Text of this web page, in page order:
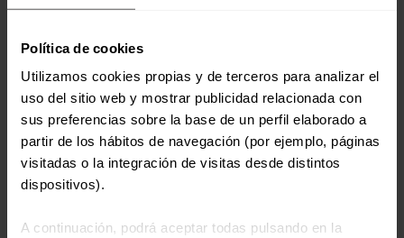
Política de cookies
Utilizamos cookies propias y de terceros para analizar el
uso del sitio web y mostrar publicidad relacionada con
sus preferencias sobre la base de un perfil elaborado a
partir de los hábitos de navegación (por ejemplo, páginas
visitadas o la integración de visitas desde distintos
dispositivos).
A continuación, podrá aceptar todas pulsando en la